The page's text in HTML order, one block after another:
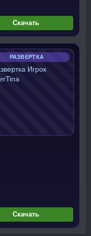
Скачать
РАЗВЕРТКА
Скачать